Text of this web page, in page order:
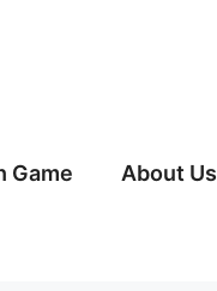
Game About Us